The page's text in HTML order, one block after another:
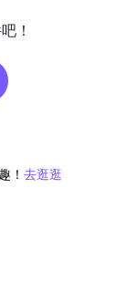
！
！ 去逛逛